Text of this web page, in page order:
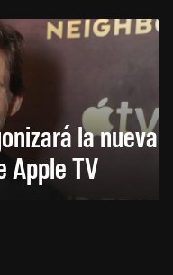
la nueva
Apple TV